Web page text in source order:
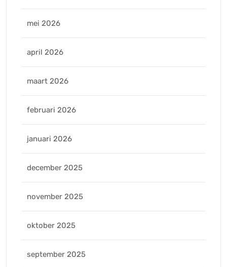
mei 2026
april 2026
maart 2026
februari 2026
januari 2026
december 2025
november 2025
oktober 2025
september 2025